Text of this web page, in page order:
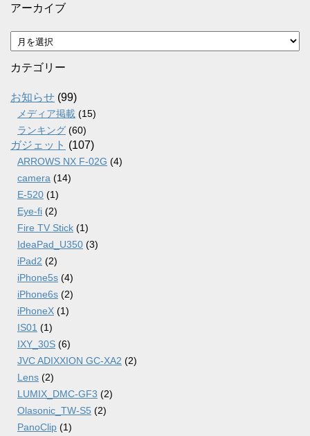
アーカイブ
ア
ー
カ
ブ
カテゴリー
お知らせ (99)
メディア掲載 (15)
ランキング (60)
ガジェット (107)
ARROWS NX F-02G (4)
camera (14)
E-520 (1)
Eye-fi (2)
Fire TV Stick (1)
IdeaPad_U350 (3)
iPad2 (2)
iPhone5s (4)
iPhone6s (2)
iPhoneX (1)
IS01 (1)
IXY_30S (6)
JVC ADIXXION GC-XA2 (2)
Lens (2)
LUMIX_DMC-GF3 (2)
Olasonic_TW-S5 (2)
PanoClip (1)